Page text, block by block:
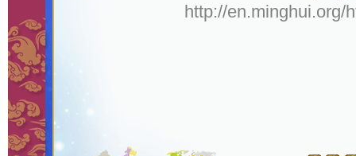
http://en.minghui.org/